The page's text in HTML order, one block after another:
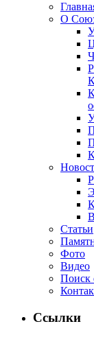
О
Статьи
Фото
Видео
Поиск
Ссылки